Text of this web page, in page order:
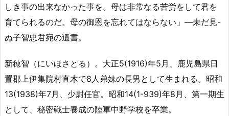
しき事の出来なかった事を。母は非常なる苦労をして君を
育てられるのだ。母の御恩を忘れてはならない」—未だ見-
ぬ子智忠君宛の遺書。
新穂智（にいほさとる）。大正5(1916)年5月、鹿児島県日
置郡上伊集院村直木で8人弟妹の長男として生まれる。昭和
13(1938)年7月、少尉任官。昭和14(1-939)年8月、第一期生
として、秘密戦士養成の陸軍中野学校を卒業。